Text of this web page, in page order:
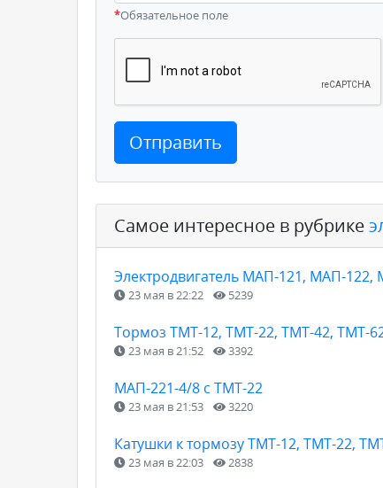
*Обязательное поле
Отправить
Самое интересное в рубрике
Электродвигатель МАП-121, МАП-
23 мая в 22:22 5239
Тормоз ТМТ-12, ТМТ-22, ТМТ-42, ТМТ-
23 мая в 21:52 3392
МАП-221-4/8 с ТМТ-22
23 мая в 21:53 3220
Катушки к тормозу ТМТ-12, ТМТ-22,
23 мая в 22:03 2838